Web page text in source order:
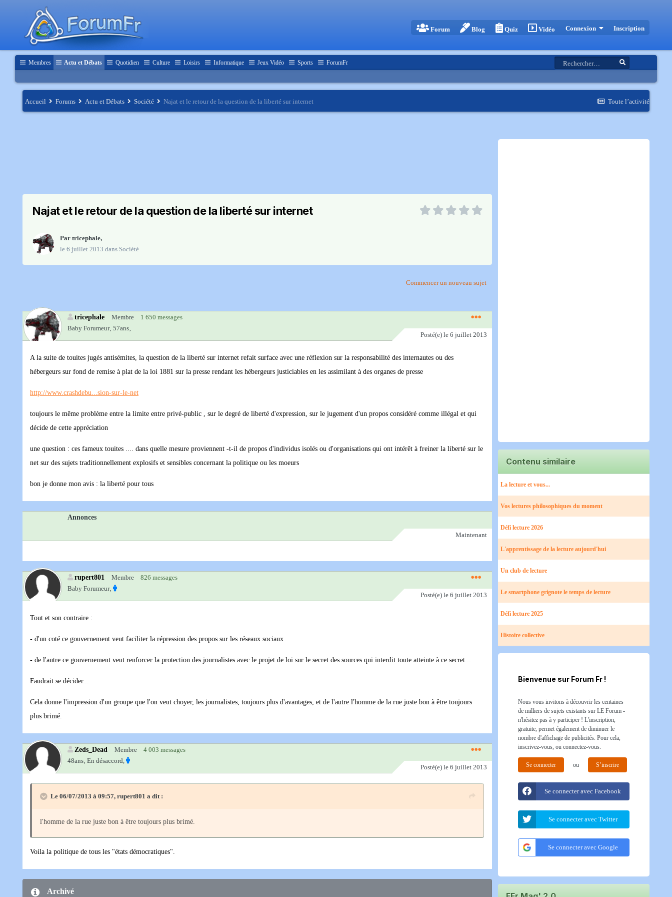
Forum Blog Quiz Vidéo Connexion Inscription
Membres Actu et Débats Quotidien Culture Loisirs Informatique Jeux Vidéo Sports ForumFr
Toute l’activité
Accueil Forums Actu et Débats Société Najat et le retour de la question de la liberté sur internet
Najat et le retour de la question de la liberté sur internet
Par tricephale,
le 6 juillet 2013 dans Société
Commencer un nouveau sujet
tricephale Membre
1 650 messages
Baby Forumeur‚ 57ans‚
Posté(e) le 6 juillet 2013
A la suite de touites jugés antisémites, la question de la liberté sur internet refait surface avec une réflexion sur la responsabilité des internautes ou des
hébergeurs sur fond de remise à plat de la loi 1881 sur la presse rendant les hébergeurs justiciables en les assimilant à des organes de presse
http://www.crashdebu...sion-sur-le-net
toujours le même problème entre la limite entre privé-public , sur le degré de liberté d'expression, sur le jugement d'un propos considéré comme illégal et qui
décide de cette appréciation
une question : ces fameux touites .... dans quelle mesure proviennent -t-il de propos d'individus isolés ou d'organisations qui ont intérêt à freiner la liberté sur le
net sur des sujets traditionnellement explosifs et sensibles concernant la politique ou les moeurs
bon je donne mon avis : la liberté pour tous
Annonces
Maintenant
rupert801 Membre
826 messages
Baby Forumeur‚
Posté(e) le 6 juillet 2013
Tout et son contraire :
- d'un coté ce gouvernement veut faciliter la répression des propos sur les réseaux sociaux
- de l'autre ce gouvernement veut renforcer la protection des journalistes avec le projet de loi sur le secret des sources qui interdit toute atteinte à ce secret...
Faudrait se décider...
Cela donne l'impression d'un groupe que l'on veut choyer, les journalistes, toujours plus d'avantages, et de l'autre l'homme de la rue juste bon à être toujours
plus brimé.
Zeds_Dead Membre
4 003 messages
48ans‚ En désaccord,
Posté(e) le 6 juillet 2013
Le 06/07/2013 à 09:57, rupert801 a dit :
l'homme de la rue juste bon à être toujours plus brimé.
Voila la politique de tous les "états démocratiques".
Archivé
Contenu similaire
La lecture et vous...
Vos lectures philosophiques du moment
Défi lecture 2026
L'apprentissage de la lecture aujourd'hui
Un club de lecture
Le smartphone grignote le temps de lecture
Défi lecture 2025
Histoire collective
Bienvenue sur Forum Fr !
Nous vous invitons à découvrir les centaines
de milliers de sujets existants sur LE Forum -
n'hésitez pas à y participer ! L'inscription,
gratuite, permet également de diminuer le
nombre d'affichage de publicités. Pour cela,
inscrivez-vous, ou connectez-vous.
Se connecter ou S’inscrire
Se connecter avec Facebook
Se connecter avec Twitter
Se connecter avec Google